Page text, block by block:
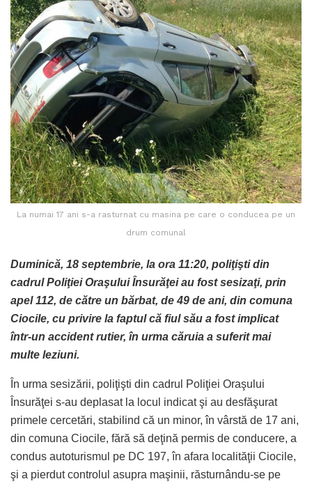
La numai 17 ani s-a rasturnat cu masina pe care o conducea pe un
drum comunal
Duminică, 18 septembrie, la ora 11:20, poliţişti din
cadrul Poliţiei Oraşului Însurăţei au fost sesizaţi, prin
apel 112, de către un bărbat, de 49 de ani, din comuna
Ciocile, cu privire la faptul că fiul său a fost implicat
într-un accident rutier, în urma căruia a suferit mai
multe leziuni.
În urma sesizării, poliţişti din cadrul Poliţiei Oraşului
Însurăţei s-au deplasat la locul indicat şi au desfăşurat
primele cercetări, stabilind că un minor, în vârstă de 17 ani,
din comuna Ciocile, fără să deţină permis de conducere, a
condus autoturismul pe DC 197, în afara localităţii Ciocile,
şi a pierdut controlul asupra maşinii, răsturnându-se pe